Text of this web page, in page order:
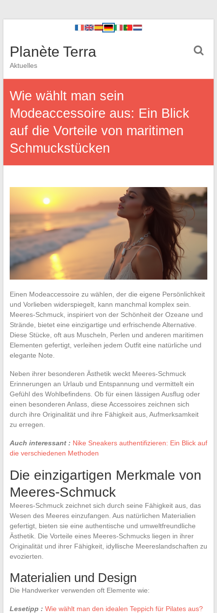
Planète Terra
Aktuelles
Wie wählt man sein
Modeaccessoire aus: Ein Blick
auf die Vorteile von maritimen
Schmuckstücken
Einen Modeaccessoire zu wählen, der die eigene Persönlichkeit
und Vorlieben widerspiegelt, kann manchmal komplex sein.
Meeres-Schmuck, inspiriert von der Schönheit der Ozeane und
Strände, bietet eine einzigartige und erfrischende Alternative.
Diese Stücke, oft aus Muscheln, Perlen und anderen maritimen
Elementen gefertigt, verleihen jedem Outfit eine natürliche und
elegante Note.
Neben ihrer besonderen Ästhetik weckt Meeres-Schmuck
Erinnerungen an Urlaub und Entspannung und vermittelt ein
Gefühl des Wohlbefindens. Ob für einen lässigen Ausflug oder
einen besonderen Anlass, diese Accessoires zeichnen sich
durch ihre Originalität und ihre Fähigkeit aus, Aufmerksamkeit
zu erregen.
Auch interessant : Nike Sneakers authentifizieren: Ein Blick auf
die verschiedenen Methoden
Die einzigartigen Merkmale von
Meeres-Schmuck
Meeres-Schmuck zeichnet sich durch seine Fähigkeit aus, das
Wesen des Meeres einzufangen. Aus natürlichen Materialien
gefertigt, bieten sie eine authentische und umweltfreundliche
Ästhetik. Die Vorteile eines Meeres-Schmucks liegen in ihrer
Originalität und ihrer Fähigkeit, idyllische Meereslandschaften zu
evozierten.
Materialien und Design
Die Handwerker verwenden oft Elemente wie:
Lesetipp : Wie wählt man den idealen Teppich für Pilates aus?